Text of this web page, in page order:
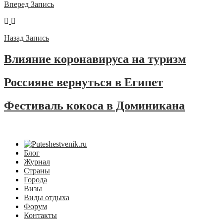
Вперед Запись
Назад Запись
Влияние коронавируса на туризм
Россияне вернуться в Египет
Фестиваль кокоса в Доминикана
Блог
Журнал
Страны
Города
Визы
Виды отдыха
Форум
Контакты